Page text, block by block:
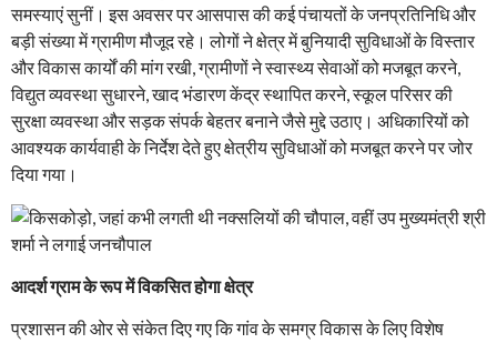
समस्याएं सुनीं। इस अवसर पर आसपास की कई पंचायतों के जनप्रतिनिधि और
बड़ी संख्या में ग्रामीण मौजूद रहे। लोगों ने क्षेत्र में बुनियादी सुविधाओं के विस्तार
और विकास कार्यों की मांग रखी, ग्रामीणों ने स्वास्थ्य सेवाओं को मजबूत करने,
विद्युत व्यवस्था सुधारने, खाद भंडारण केंद्र स्थापित करने, स्कूल परिसर की
सुरक्षा व्यवस्था और सड़क संपर्क बेहतर बनाने जैसे मुद्दे उठाए। अधिकारियों को
आवश्यक कार्यवाही के निर्देश देते हुए क्षेत्रीय सुविधाओं को मजबूत करने पर जोर
दिया गया।
आदर्श ग्राम के रूप में विकसित होगा क्षेत्र
प्रशासन की ओर से संकेत दिए गए कि गांव के समग्र विकास के लिए विशेष